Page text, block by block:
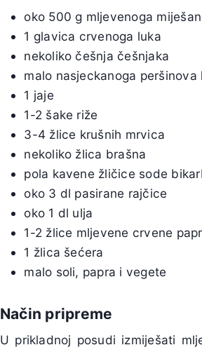
oko 500 g mljevenoga
1 glavica crvenoga luka
nekoliko češnja češnjaka
malo nasjeckanoga peršinova
1 jaje
1-2 šake riže
3-4 žlice krušnih mrvica
nekoliko žlica brašna
pola kavene žličice sode
oko 3 dl pasirane rajčice
oko 1 dl ulja
1-2 žlice mljevene crvene
1 žlica šećera
malo soli, papra i vegete
Način pripreme
U prikladnoj posudi izmiješati